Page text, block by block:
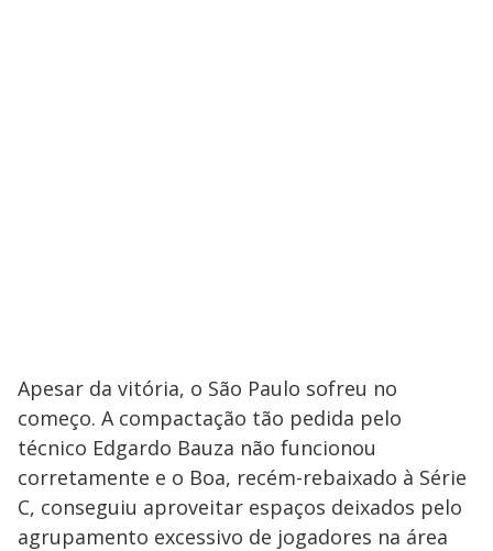
Apesar da vitória, o São Paulo sofreu no
começo. A compactação tão pedida pelo
técnico Edgardo Bauza não funcionou
corretamente e o Boa, recém-rebaixado à Série
C, conseguiu aproveitar espaços deixados pelo
agrupamento excessivo de jogadores na área